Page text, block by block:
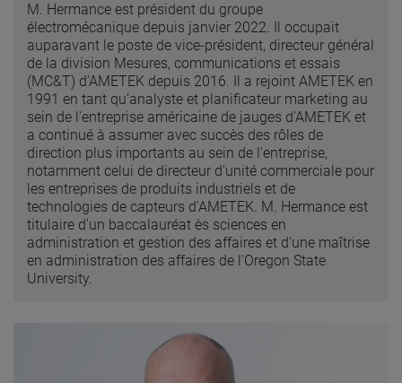
M. Hermance est président du groupe
électromécanique depuis janvier 2022. Il occupait
auparavant le poste de vice-président, directeur général
de la division Mesures, communications et essais
(MC&T) d'AMETEK depuis 2016. Il a rejoint AMETEK en
1991 en tant qu'analyste et planificateur marketing au
sein de l'entreprise américaine de jauges d'AMETEK et
a continué à assumer avec succès des rôles de
direction plus importants au sein de l'entreprise,
notamment celui de directeur d'unité commerciale pour
les entreprises de produits industriels et de
technologies de capteurs d'AMETEK. M. Hermance est
titulaire d'un baccalauréat ès sciences en
administration et gestion des affaires et d'une maîtrise
en administration des affaires de l'Oregon State
University.